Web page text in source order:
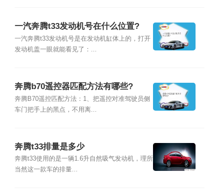
一汽奔腾t33发动机号在什么位置?
一汽奔腾t33发动机号是在发动机缸体上的，打开
发动机盖一眼就能看见了：...
奔腾b70遥控器匹配方法有哪些?
奔腾B70遥控匹配方法：1、把遥控对准驾驶员侧
车门把手上的黑点，不用离...
奔腾t33排量是多少
奔腾t33使用的是一辆1.6升自然吸气发动机，理所
当然这一款车的排量...